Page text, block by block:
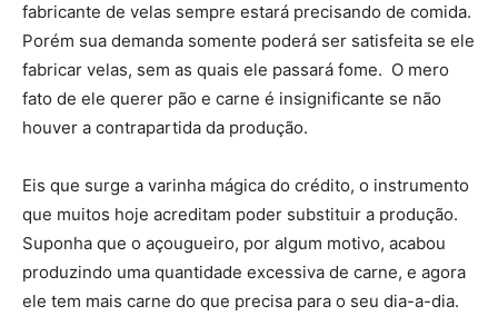
fabricante de velas sempre estará precisando de comida.
Porém sua demanda somente poderá ser satisfeita se ele
fabricar velas, sem as quais ele passará fome. O mero
fato de ele querer pão e carne é insignificante se não
houver a contrapartida da produção.
Eis que surge a varinha mágica do crédito, o instrumento
que muitos hoje acreditam poder substituir a produção.
Suponha que o açougueiro, por algum motivo, acabou
produzindo uma quantidade excessiva de carne, e agora
ele tem mais carne do que precisa para o seu dia-a-dia.